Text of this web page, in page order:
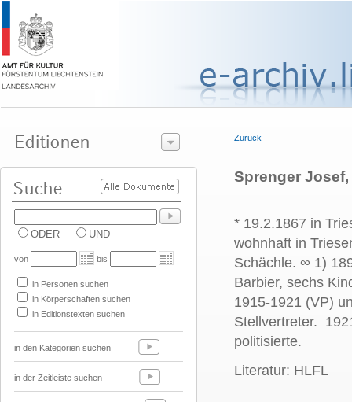
ODER UND
von bis
in Personen suchen
in Körperschaften suchen
in Editionstexten suchen
in den Kategorien suchen
in der Zeitleiste suchen
Zurück
Sprenger
* 19.2.1867 in
wohnhaft in
Schächle. ∞ 1)
Barbier, sechs
1915-1921 (VP)
Stellvertreter.
politisierte.
Literatur: HLFL